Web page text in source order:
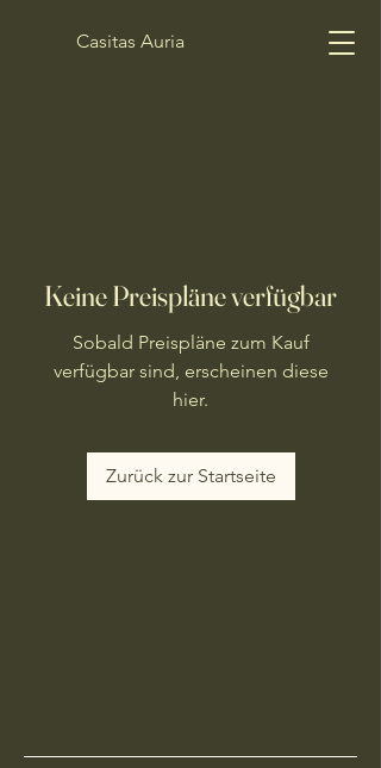
Casitas Auria
Keine Preispläne verfügbar
Sobald Preispläne zum Kauf
verfügbar sind, erscheinen diese
hier.
Zurück zur Startseite